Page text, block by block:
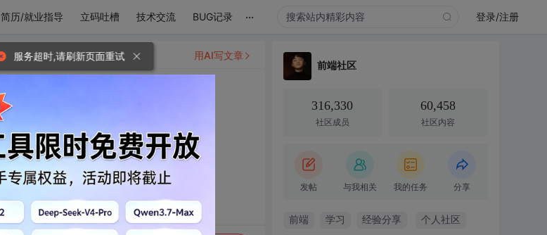
简历/就业指导 立码吐槽 技术交流 BUG记录 ... 登录/注册
用AI写文章
前端社区
316,330
社区成员
60,458
社区内容
发帖 与我相关 我的任务 分享
前端 学习 经验分享 个人社区
服务超时,请刷新页面重试